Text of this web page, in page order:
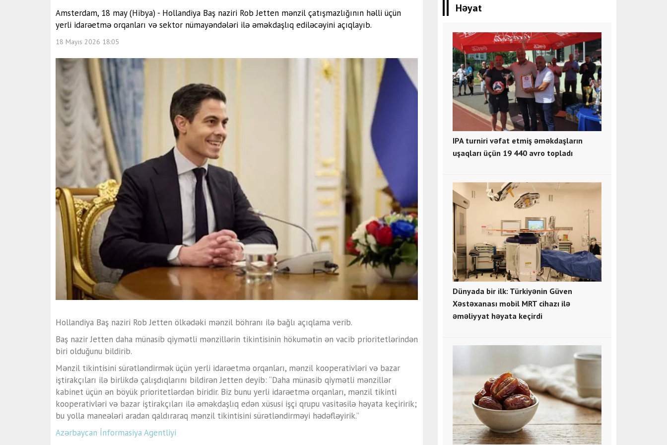
Amsterdam, 18 may (Hibya) - Hollandiya Baş naziri Rob Jetten mənzil çatışmazlığının həlli üçün
yerli idarəetmə orqanları və sektor nümayəndələri ilə əməkdaşlıq ediləcəyini açıqlayıb.
18 Mayıs 2026 18:05
Hollandiya Baş naziri Rob Jetten ölkədəki mənzil böhranı ilə bağlı açıqlama verib.
Baş nazir Jetten daha münasib qiymətli mənzillərin tikintisinin hökumətin ən vacib prioritetlərindən
biri olduğunu bildirib.
Mənzil tikintisini sürətləndirmək üçün yerli idarəetmə orqanları, mənzil kooperativləri və bazar
iştirakçıları ilə birlikdə çalışdıqlarını bildirən Jetten deyib: “Daha münasib qiymətli mənzillər
kabinet üçün ən böyük prioritetlərdən biridir. Biz bunu yerli idarəetmə orqanları, mənzil tikinti
kooperativləri və bazar iştirakçıları ilə əməkdaşlıq edən xüsusi işçi qrupu vasitəsilə həyata keçiririk;
bu yolla maneələri aradan qaldıraraq mənzil tikintisini sürətləndirməyi hədəfləyirik.”
Azərbaycan İnformasiya Agentliyi
Həyat
IPA turniri vəfat etmiş əməkdaşların
uşaqları üçün 19 440 avro topladı
Dünyada bir ilk: Türkiyənin Güven
Xəstəxanası mobil MRT cihazı ilə
əməliyyat həyata keçirdi